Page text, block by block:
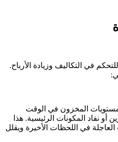
في التكاليف وزيادة الأرباح.
المخزون في الوقت
أو نفاد المكونات الرئيسية. هذا
في اللحظات الأخيرة ويقلل